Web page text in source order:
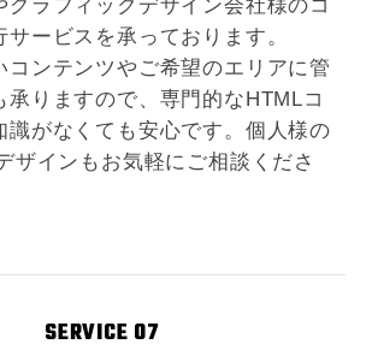
グラフィックデザイン会社様のコ
ービスを承っております。
コンテンツやご希望のエリアに管
承りますので、専門的なHTMLコ
識がなくても安心です。個人様の
ザインもお気軽にご相談くださ
SERVICE 07